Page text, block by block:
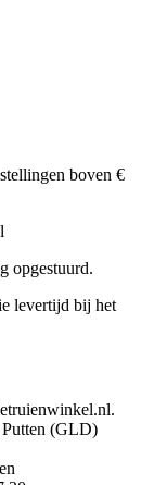
boven €
opgestuurd.
levertijd bij het
Putten (GLD)